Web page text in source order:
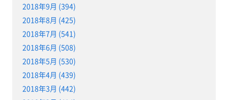
2018年9月 (394)
2018年8月 (425)
2018年7月 (541)
2018年6月 (508)
2018年5月 (530)
2018年4月 (439)
2018年3月 (442)